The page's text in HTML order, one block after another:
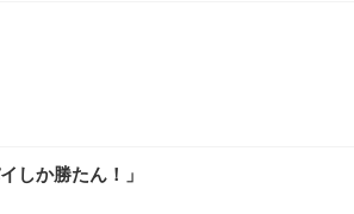
しか勝たん！」